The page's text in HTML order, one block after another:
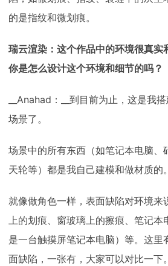
的是指纹和微划痕。
瑞云渲染：这个作品中的环境很真实
你是怎么设计这个环境和细节的吗？
__Anahad：__到目前为止，这是我
场景了。
场景中的所有东西（如笔记本电脑、
天轮等）都是我自己建模和做材质的。
就像做角色一样，表面缺陷对环境来
上的划痕、窗玻璃上的擦痕、笔记本
是一台触摸屏笔记本电脑）等。这里
面缺陷，一张有，大家可以对比一下。